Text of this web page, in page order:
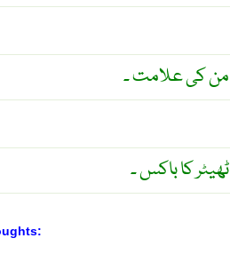
من کی علامت ۔
ٹھیٹر کا باکس ۔